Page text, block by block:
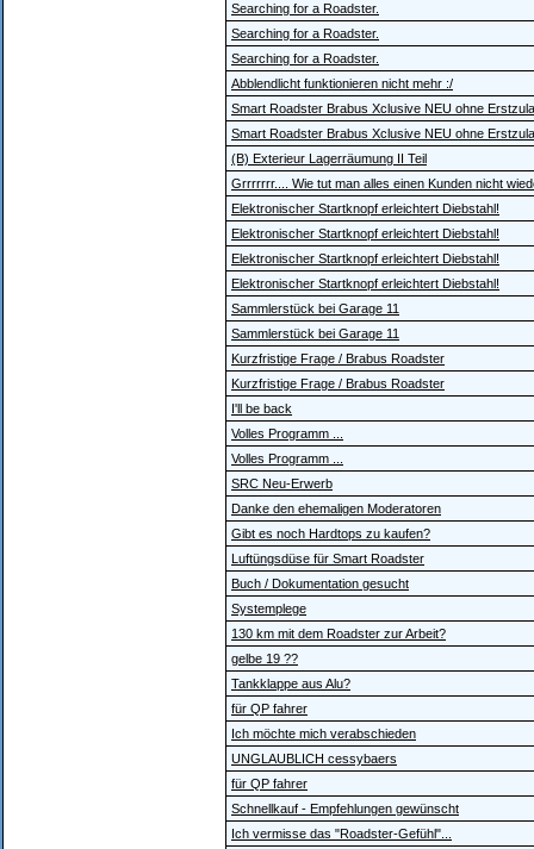
Searching for a Roadster.
Searching for a Roadster.
Searching for a Roadster.
Abblendlicht funktionieren nicht mehr :/
Smart Roadster Brabus Xclusive NEU ohne
Smart Roadster Brabus Xclusive NEU ohne
(B) Exterieur Lagerräumung II Teil
Grrrrrrr.... Wie tut man alles einen Kunden nicht
Elektronischer Startknopf erleichtert Diebstahl!
Elektronischer Startknopf erleichtert Diebstahl!
Elektronischer Startknopf erleichtert Diebstahl!
Elektronischer Startknopf erleichtert Diebstahl!
Sammlerstück bei Garage 11
Sammlerstück bei Garage 11
Kurzfristige Frage / Brabus Roadster
Kurzfristige Frage / Brabus Roadster
I'll be back
Volles Programm ...
Volles Programm ...
SRC Neu-Erwerb
Danke den ehemaligen Moderatoren
Gibt es noch Hardtops zu kaufen?
Luftüngsdüse für Smart Roadster
Buch / Dokumentation gesucht
Systemplege
130 km mit dem Roadster zur Arbeit?
gelbe 19 ??
Tankklappe aus Alu?
für QP fahrer
Ich möchte mich verabschieden
UNGLAUBLICH cessybaers
für QP fahrer
Schnellkauf - Empfehlungen gewünscht
Ich vermisse das "Roadster-Gefühl"...